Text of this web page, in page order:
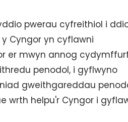
pwerau cyfreithiol i
Cyngor yn cyflawni
er mwyn annog
penodol, i gyflwyno
gweithgareddau
wrth helpu'r Cyngor i